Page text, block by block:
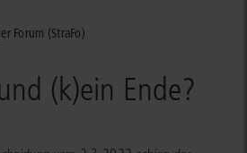
Forum (StraFo)
(k)ein Ende?